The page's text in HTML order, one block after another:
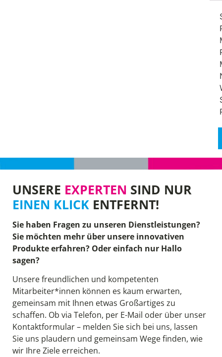
UNSERE EXPERTEN SIND NUR
EINEN KLICK ENTFERNT!
Sie haben Fragen zu unseren Dienstleistungen?
Sie möchten mehr über unsere innovativen
Produkte erfahren? Oder einfach nur Hallo
sagen?
Unsere freundlichen und kompetenten
Mitarbeiter*innen können es kaum erwarten,
gemeinsam mit Ihnen etwas Großartiges zu
schaffen. Ob via Telefon, per E-Mail oder über unser
Kontaktformular – melden Sie sich bei uns, lassen
Sie uns plaudern und gemeinsam Wege finden, wie
wir Ihre Ziele erreichen.